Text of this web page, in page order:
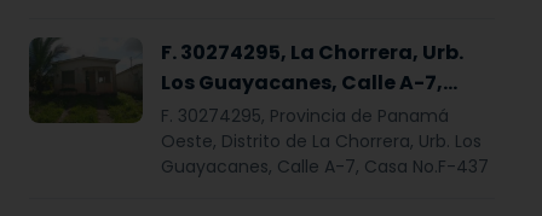
F. 30274295, La Chorrera, Urb.
Los Guayacanes, Calle A-7,
Casa No.F-437
F. 30274295, Provincia de Panamá
Oeste, Distrito de La Chorrera, Urb. Los
Guayacanes, Calle A-7, Casa No.F-437